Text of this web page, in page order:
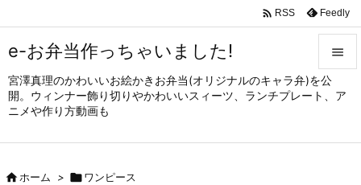
e-お弁当作っちゃいました!
宮澤真理のかわいいお絵かきお弁当(オリジナルのキャラ弁)を公
開。ウィンナー飾り切りやかわいいスィーツ、ランチプレート、ア
ニメや作り方動画も


メニュ
サイド
 RSS Feedly
ホーム > ワンピース